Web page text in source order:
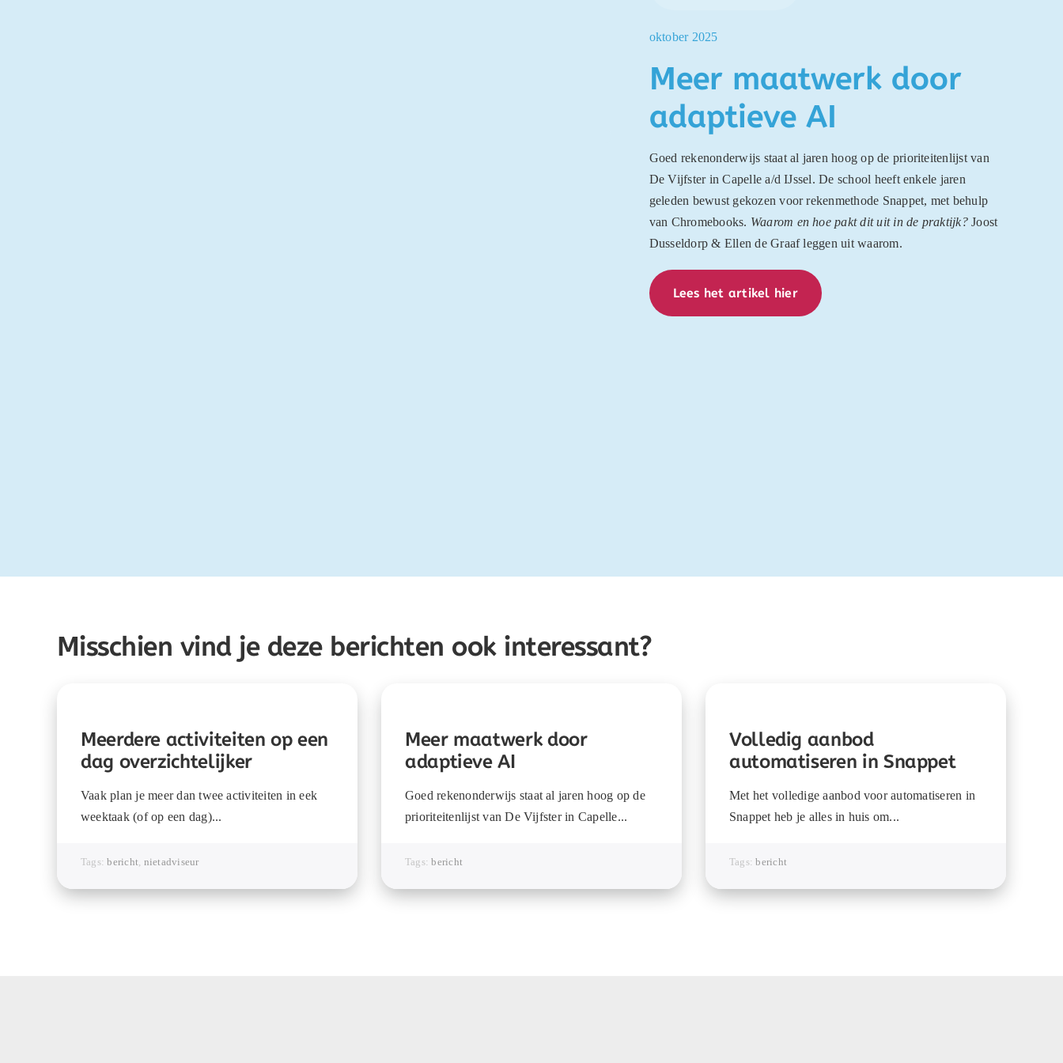
oktober 2025
Meer maatwerk door
adaptieve AI
Goed rekenonderwijs staat al jaren hoog op de prioriteitenlijst van
De Vijfster in Capelle a/d IJssel. De school heeft enkele jaren
geleden bewust gekozen voor rekenmethode Snappet, met behulp
van Chromebooks. Waarom en hoe pakt dit uit in de praktijk?Joost
Dusseldorp & Ellen de Graaf leggen uit waarom.
Lees het artikel hier
Misschien vind je deze berichten ook interessant?
Meerdere activiteiten op een
dag overzichtelijker
Vaak plan je meer dan twee activiteiten in eek
weektaak (of op een dag)...
Tags:bericht nietadviseur
Meer maatwerk door
adaptieve AI
Goed rekenonderwijs staat al jaren hoog op de
prioriteitenlijst van De Vijfster in Capelle...
Tags:bericht
Volledig aanbod
automatiseren in Snappet
Met het volledige aanbod voor automatiseren in
Snappet heb je alles in huis om...
Tags:bericht